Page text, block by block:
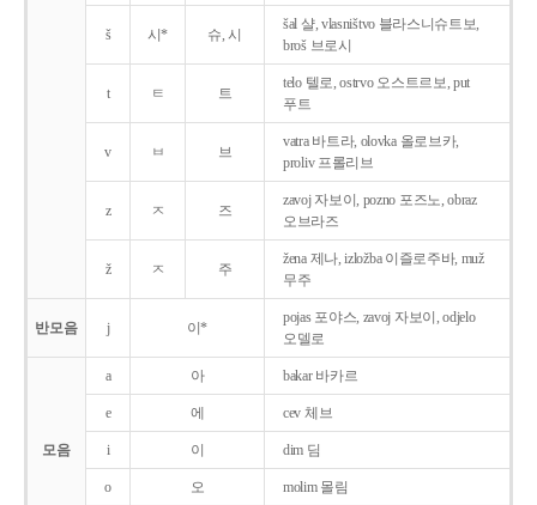
š 시* 슈, 시
šal 샬, vlasništvo 블라스니슈트보,
broš 브로시
t ㅌ 트
telo 텔로, ostrvo 오스트르보, put
푸트
v ㅂ 브
vatra 바트라, olovka 올로브카,
proliv 프롤리브
z ㅈ 즈
zavoj 자보이, pozno 포즈노, obraz
오브라즈
ž ㅈ 주
žena 제나, izložba 이즐로주바, muž
무주
반모음 j 이*
pojas 포야스, zavoj 자보이, odjelo
오델로
모음
a 아 bakar 바카르
e 에 cev 체브
i 이 dim 딤
o 오 molim 몰림